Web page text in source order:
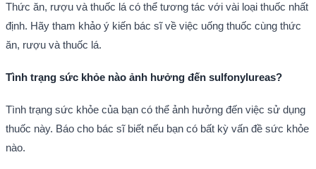
Thức ăn, rượu và thuốc lá có thể tương tác với vài loại thuốc nhất
định. Hãy tham khảo ý kiến bác sĩ về việc uống thuốc cùng thức
ăn, rượu và thuốc lá.
Tình trạng sức khỏe nào ảnh hưởng đến sulfonylureas?
Tình trạng sức khỏe của bạn có thể ảnh hưởng đến việc sử dụng
thuốc này. Báo cho bác sĩ biết nếu bạn có bất kỳ vấn đề sức khỏe
nào.